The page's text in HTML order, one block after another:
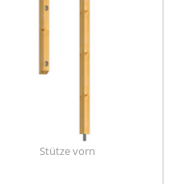
Stütze vorn